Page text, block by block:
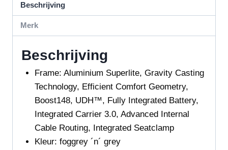
Beschrijving
Merk
Beschrijving
Frame: Aluminium Superlite, Gravity Casting
Technology, Efficient Comfort Geometry,
Boost148, UDH™, Fully Integrated Battery,
Integrated Carrier 3.0, Advanced Internal
Cable Routing, Integrated Seatclamp
Kleur: foggrey ´n´ grey